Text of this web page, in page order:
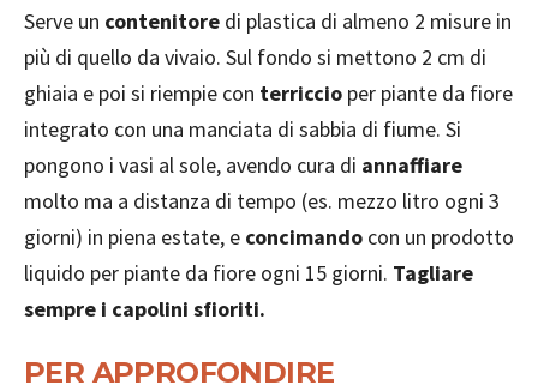
Serve un contenitore di plastica di almeno 2 misure in
più di quello da vivaio. Sul fondo si mettono 2 cm di
ghiaia e poi si riempie con terriccio per piante da fiore
integrato con una manciata di sabbia di fiume. Si
pongono i vasi al sole, avendo cura di annaffiare
molto ma a distanza di tempo (es. mezzo litro ogni 3
giorni) in piena estate, e concimando con un prodotto
liquido per piante da fiore ogni 15 giorni. Tagliare
sempre i capolini sfioriti.
PER APPROFONDIRE